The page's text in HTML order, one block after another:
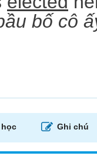
bố cô
Ghi chú